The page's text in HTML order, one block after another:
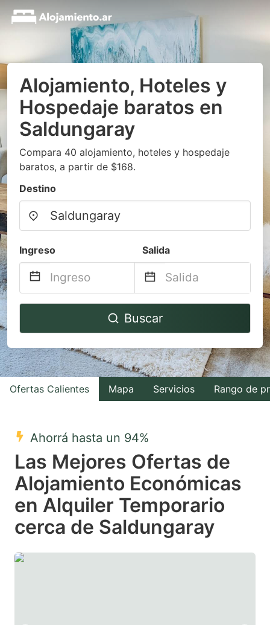
Alojamiento, Hoteles y
Hospedaje baratos en
Saldungaray
Compara 40 alojamiento, hoteles y hospedaje
baratos, a partir de $168.
Destino
Ingreso Salida
Navigate
to
interact
with
the
select
a
date.
Press
question
mark
Navigate
to
interact
with
the
a
date.
Press
question
mark
Buscar
Ofertas Calientes Mapa Servicios Rango de
Ahorrá hasta un 94%
Las Mejores Ofertas de
Alojamiento Económicas
en Alquiler Temporario
cerca de Saldungaray